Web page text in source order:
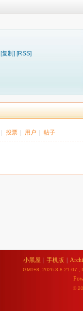
[复制] [RSS]
投票 用户 帖子
小黑屋 手机版
GMT+8, 2026-8-8 21:07 ,
©